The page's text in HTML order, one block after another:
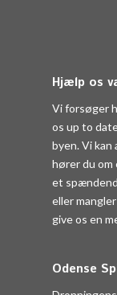
Hjælp os
Vi forsøger
os up to
byen. Vi kan
hører du om
et
eller
give os en
Odense